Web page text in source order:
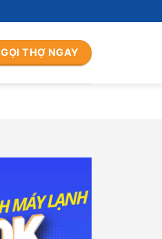
GỌI THỢ NGAY